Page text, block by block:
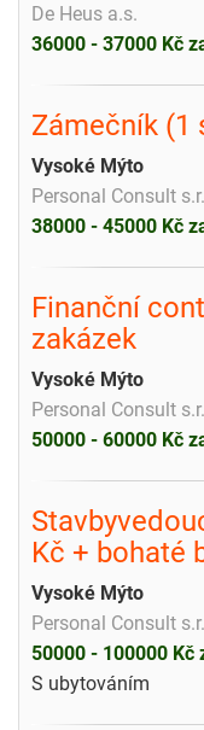
De Heus a.s.
36000 - 37000 Kč
Zámečník (1
Vysoké Mýto
Personal Consult
38000 - 45000 Kč
Finanční
zakázek
Vysoké Mýto
Personal Consult
50000 - 60000 Kč
Kč + bohaté
Vysoké Mýto
Personal Consult
50000 - 100000 Kč
S ubytováním